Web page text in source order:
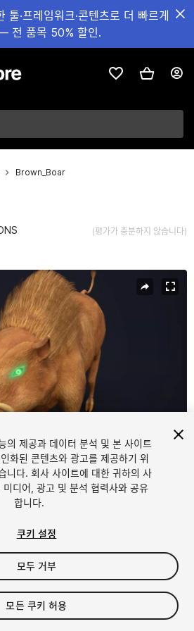
·프레임워크·콘텐츠로 더 빠르게
전 품목 50% 할인.
Brown_Boar
(평가가 충분하지 않습니다)
1/5
니다.
의 제공과 데이터 분석 및 본 사이트
화된 콘텐츠와 광고를 제공하기 위
니다. 회사 사이트에 대한 귀하의 사
디어, 광고 및 분석 협력사와 공유
합니다.
쿠키 설정
모두 거부
모든 쿠키 허용